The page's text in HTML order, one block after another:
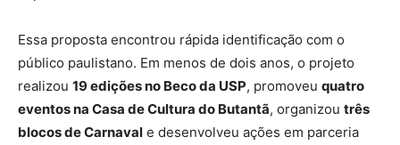
Essa proposta encontrou rápida identificação com o
público paulistano. Em menos de dois anos, o projeto
realizou 19 edições no Beco da USP, promoveu quatro
eventos na Casa de Cultura do Butantã, organizou três
blocos de Carnaval e desenvolveu ações em parceria